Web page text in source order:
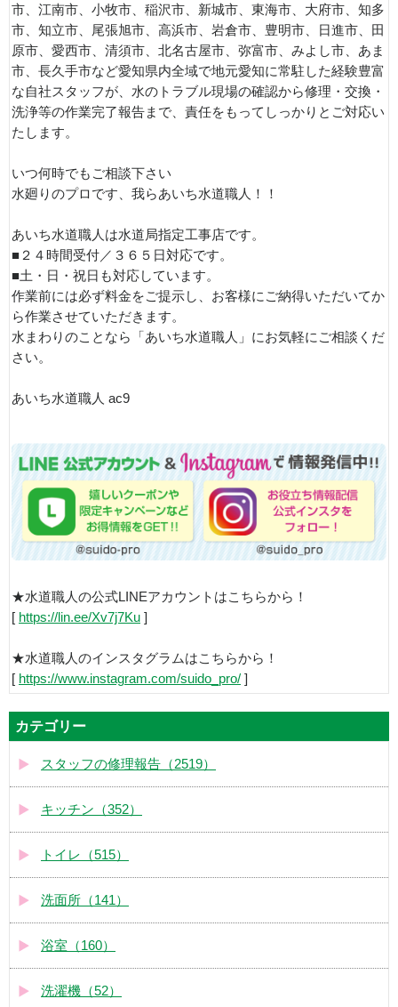
市、江南市、小牧市、稲沢市、新城市、東海市、大府市、知多
市、知立市、尾張旭市、高浜市、岩倉市、豊明市、日進市、田
原市、愛西市、清須市、北名古屋市、弥富市、みよし市、あま
市、長久手市など愛知県内全域で地元愛知に常駐した経験豊富
な自社スタッフが、水のトラブル現場の確認から修理・交換・
洗浄等の作業完了報告まで、責任をもってしっかりとご対応い
たします。
いつ何時でもご相談下さい
水廻りのプロです、我らあいち水道職人！！
あいち水道職人は水道局指定工事店です。
■２４時間受付／３６５日対応です。
■土・日・祝日も対応しています。
作業前には必ず料金をご提示し、お客様にご納得いただいてか
ら作業させていただきます。
水まわりのことなら「あいち水道職人」にお気軽にご相談くだ
さい。
あいち水道職人 ac9
★水道職人の公式LINEアカウントはこちらから！
[ https://lin.ee/Xv7j7Ku ]
★水道職人のインスタグラムはこちらから！
[ https://www.instagram.com/suido_pro/ ]
カテゴリー
スタッフの修理報告（2519）
キッチン（352）
トイレ（515）
洗面所（141）
浴室（160）
洗濯機（52）